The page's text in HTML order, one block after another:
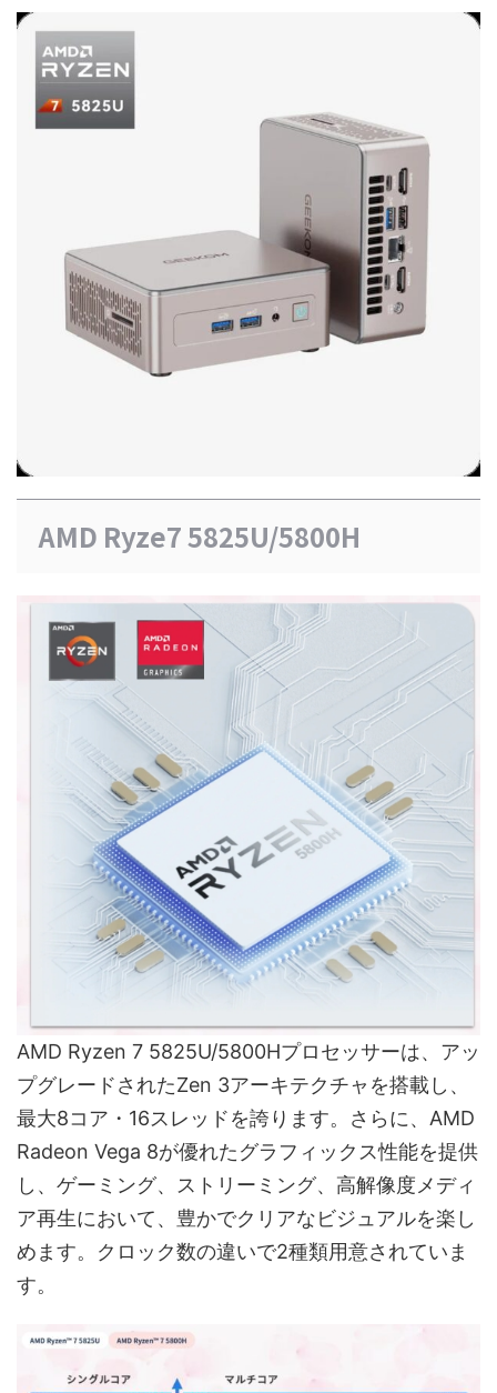
AMD Ryze7 5825U/5800H
AMD Ryzen 7 5825U/5800Hプロセッサーは、アッ
プグレードされたZen 3アーキテクチャを搭載し、
最大8コア・16スレッドを誇ります。さらに、AMD
Radeon Vega 8が優れたグラフィックス性能を提供
し、ゲーミング、ストリーミング、高解像度メディ
ア再生において、豊かでクリアなビジュアルを楽し
めます。クロック数の違いで2種類用意されていま
す。